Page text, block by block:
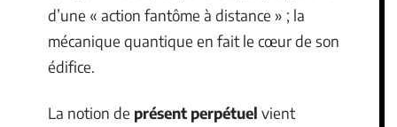
d’une « action fantôme à distance » ; la
mécanique quantique en fait le cœur de son
édifice.
La notion de présent perpétuel vient